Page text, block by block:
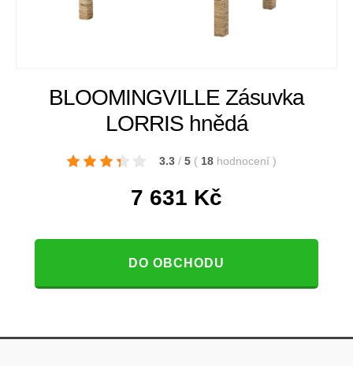
BLOOMINGVILLE Zásuvka
LORRIS hnědá
3.3 / 5 ( 18 hodnocení )
7 631 Kč
DO OBCHODU